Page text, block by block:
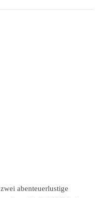
abenteuerlustige